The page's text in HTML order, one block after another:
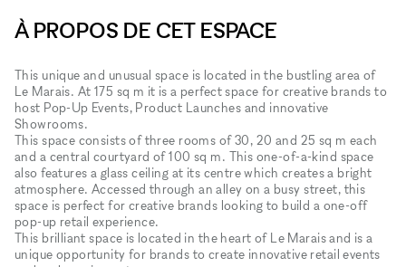
À PROPOS DE CET ESPACE
This unique and unusual space is located in the bustling area of
Le Marais. At 175 sq m it is a perfect space for creative brands to
host Pop-Up Events, Product Launches and innovative
Showrooms.
This space consists of three rooms of 30, 20 and 25 sq m each
and a central courtyard of 100 sq m. This one-of-a-kind space
also features a glass ceiling at its centre which creates a bright
atmosphere. Accessed through an alley on a busy street, this
space is perfect for creative brands looking to build a one-off
pop-up retail experience.
This brilliant space is located in the heart of Le Marais and is a
unique opportunity for brands to create innovative retail events